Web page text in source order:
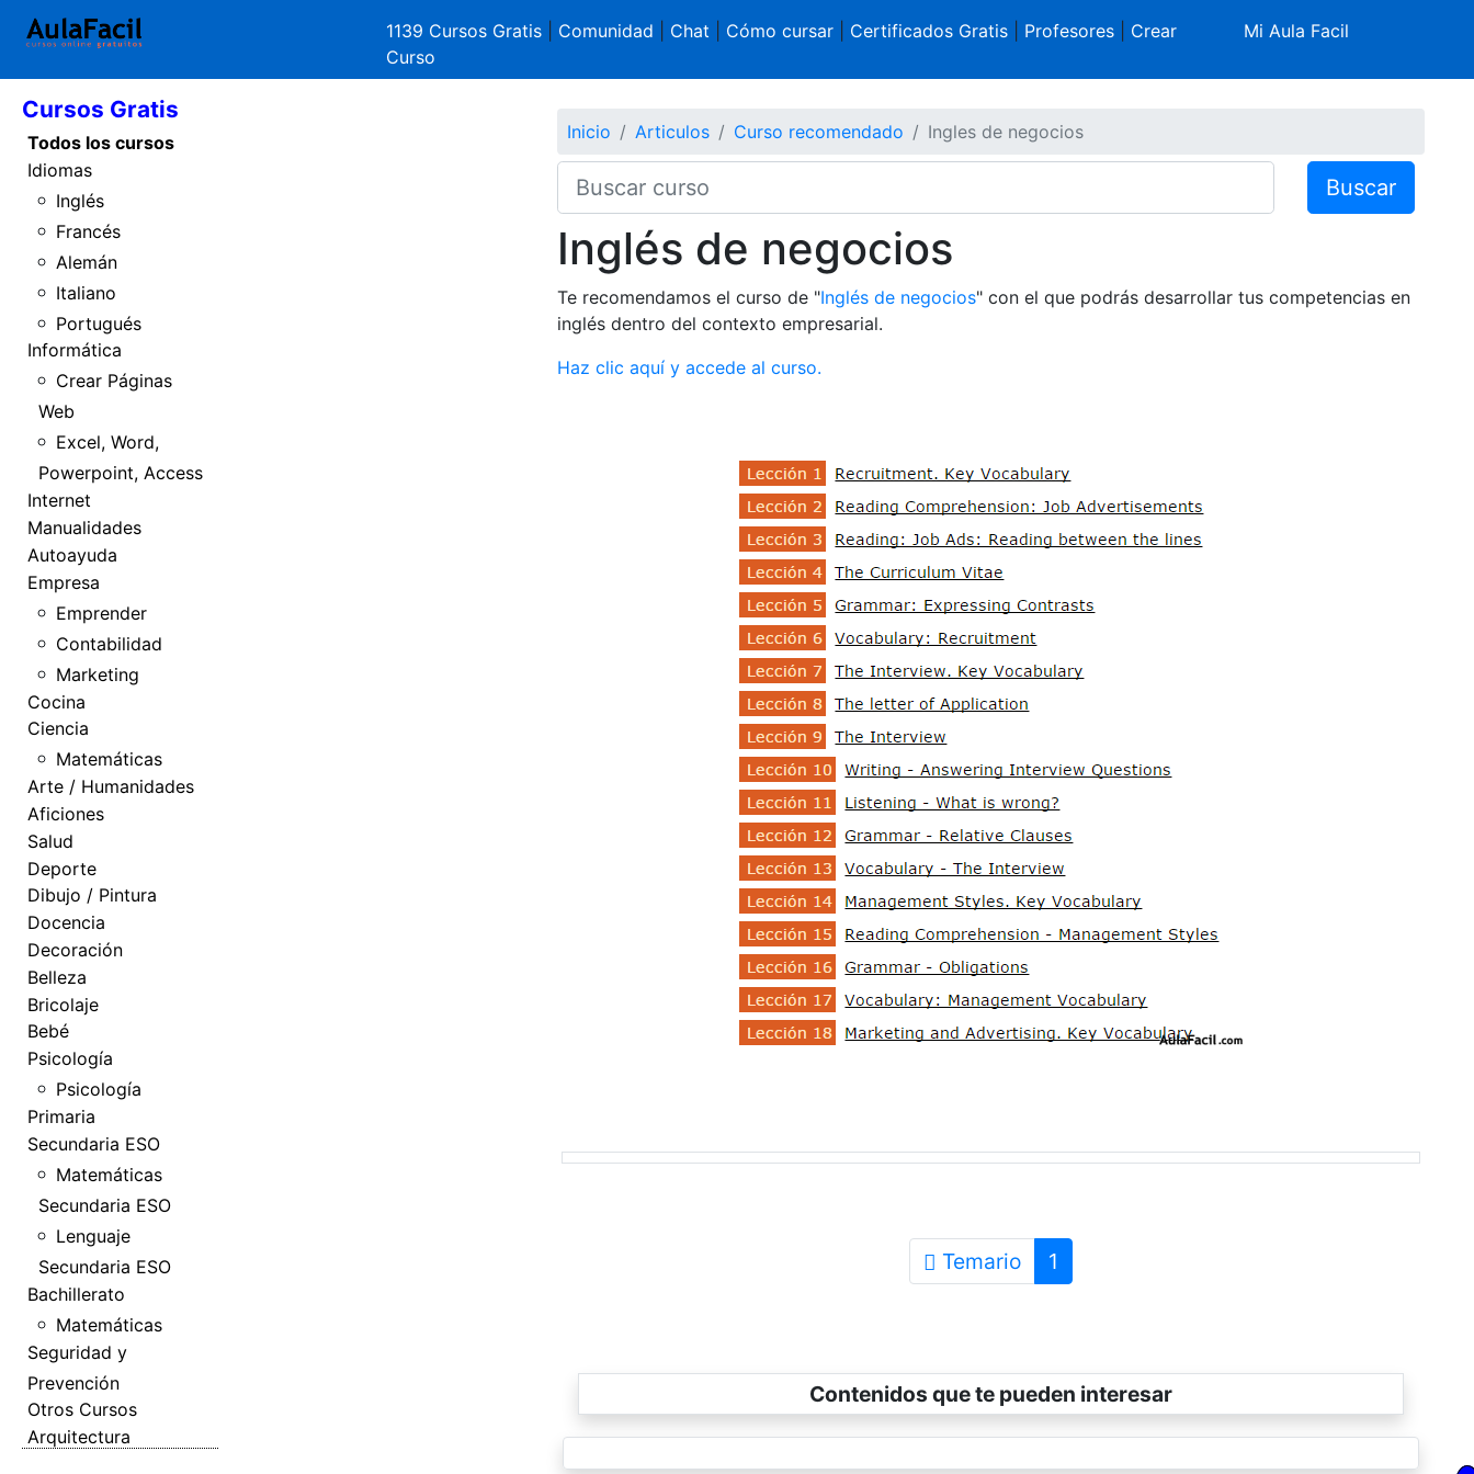
1139 Cursos Gratis Comunidad Chat Cómo cursar| Certificados Gratis| Profesores| Crear
Curso
Mi Aula Facil
Cursos Gratis
Todos los cursos
Idiomas
Inglés
Francés
Alemán
Italiano
Portugués
Informática
Crear Páginas
Web
Excel, Word,
Powerpoint, Access
Internet
Manualidades
Autoayuda
Empresa
Emprender
Contabilidad
Marketing
Cocina
Ciencia
Matemáticas
Arte / Humanidades
Aficiones
Salud
Deporte
Dibujo / Pintura
Docencia
Decoración
Belleza
Bricolaje
Bebé
Psicología
Psicología
Primaria
Secundaria ESO
Matemáticas
Secundaria ESO
Lenguaje
Secundaria ESO
Bachillerato
Matemáticas
Seguridad y
Prevención
Otros Cursos
Arquitectura
Inicio Articulos Curso recomendado Ingles de negocios
Buscar
Inglés de negocios
Te recomendamos el curso de "Inglés de negocios" con el que podrás desarrollar tus competencias en
inglés dentro del contexto empresarial.
Haz clic aquí y accede al curso.
Temario 1
Contenidos que te pueden interesar